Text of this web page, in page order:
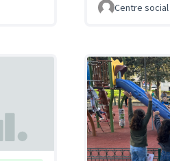
Centre social